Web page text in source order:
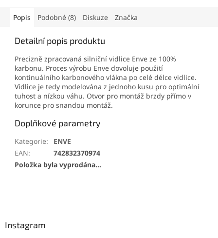
Popis Podobné (8) Diskuze Značka
Detailní popis produktu
Precizně zpracovaná silniční vidlice Enve ze 100%
karbonu. Proces výrobu Enve dovoluje použití
kontinuálního karbonového vlákna po celé délce vidlice.
Vidlice je tedy modelována z jednoho kusu pro optimální
tuhost a nízkou váhu. Otvor pro montáž brzdy přímo v
korunce pro snandou montáž.
Doplňkové parametry
Kategorie:
ENVE
EAN:
742832370974
Položka byla vyprodána…
Instagram